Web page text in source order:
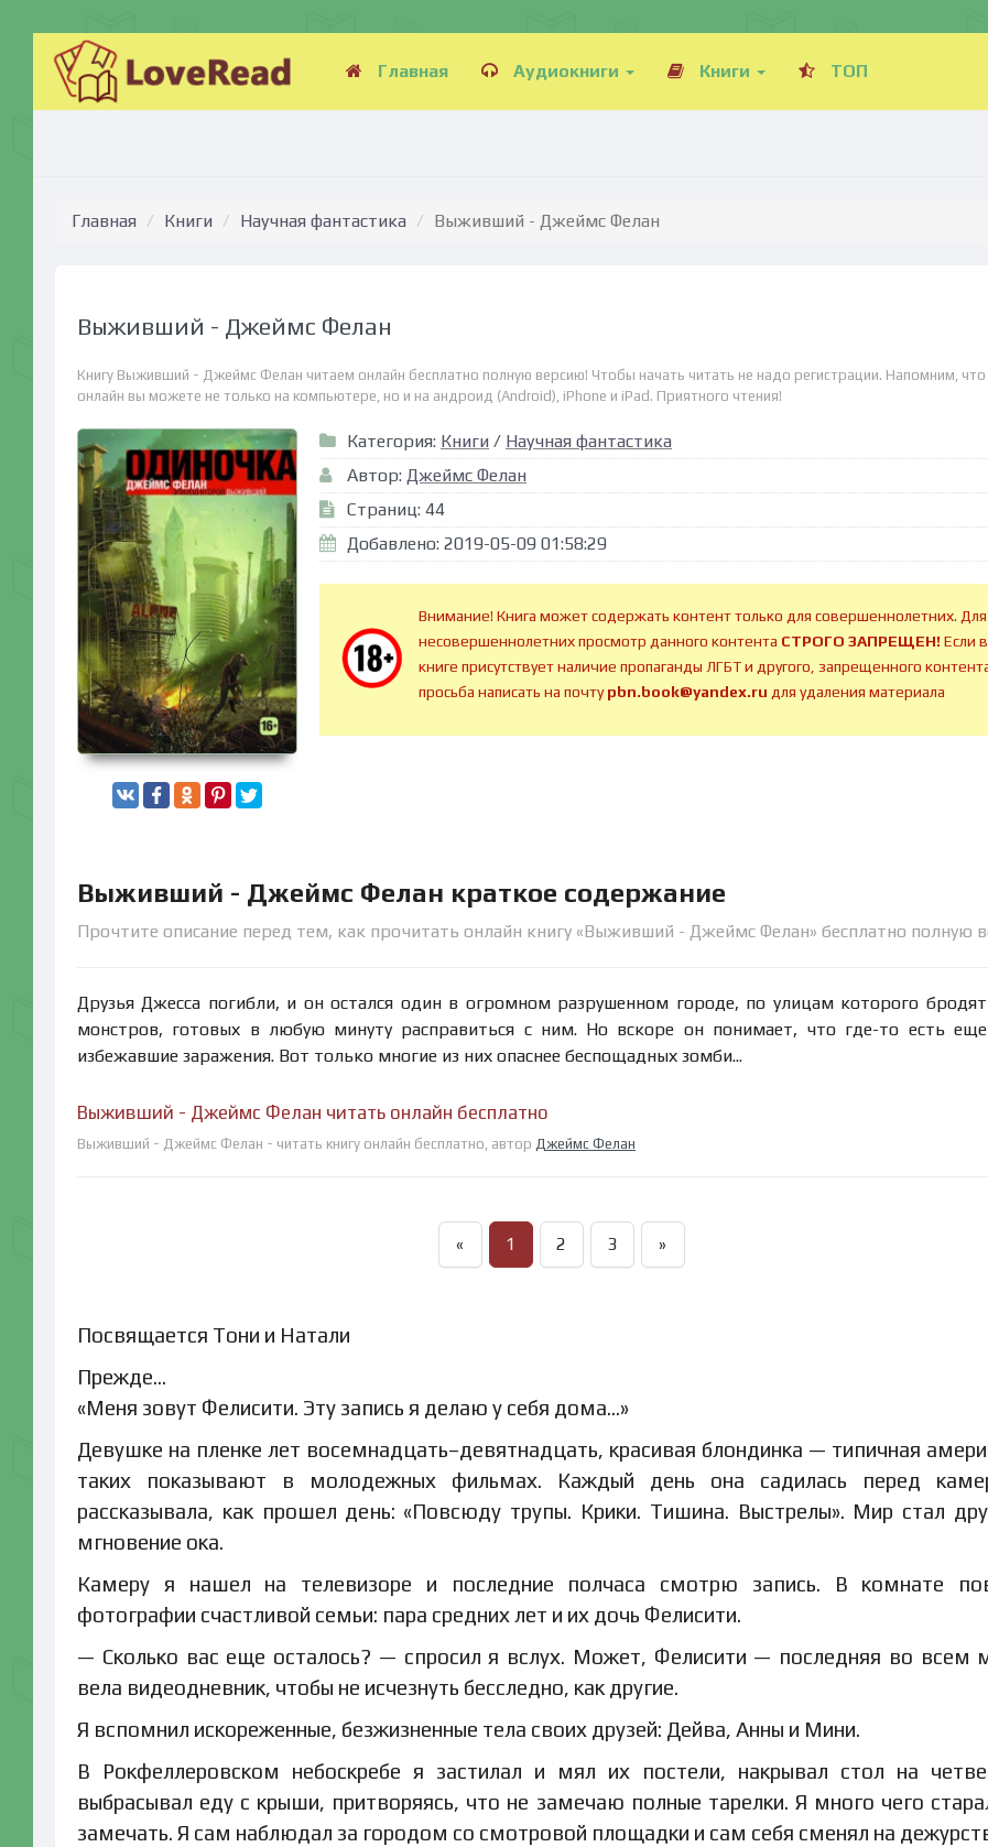
Главная Аудиокниги Книги ТОП
Главная Книги Научная фантастика Выживший - Джеймс Фелан
Выживший - Джеймс Фелан
Книгу Выживший - Джеймс Фелан читаем онлайн бесплатно полную версию! Чтобы начать читать не надо регистрации. Напомним, что
онлайн вы можете не только на компьютере, но и на андроид (Android), iPhone и iPad. Приятного чтения!
Категория: Книги / Научная фантастика
Автор: Джеймс Фелан
Страниц: 44
Добавлено: 2019-05-09 01:58:29
Внимание! Книга может содержать контент только для совершеннолетних. Для
несовершеннолетних просмотр данного контента СТРОГО ЗАПРЕЩЕН!Если в
книге присутствует наличие пропаганды ЛГБТ и другого, запрещенного
просьба написать на почтуpbn.book@yandex.ru для удаления материала
Выживший - Джеймс Фелан краткое содержание
Прочтите описание перед тем, как прочитать онлайн книгу «Выживший - Джеймс Фелан» бесплатно полную
Друзья Джесса погибли, и он остался один в огромном разрушенном городе, по улицам которого
монстров, готовых в любую минуту расправиться с ним. Но вскоре он понимает, что где-то есть
избежавшие заражения. Вот только многие из них опаснее беспощадных зомби...
Выживший - Джеймс Фелан читать онлайн бесплатно
Выживший - Джеймс Фелан - читать книгу онлайн бесплатно, автор Джеймс Фелан
« 1 2 3 »
Посвящается Тони и Натали
Прежде…
«Меня зовут Фелисити. Эту запись я делаю у себя дома…»
Девушке на пленке лет восемнадцать–девятнадцать, красивая блондинка — типичная
таких показывают в молодежных фильмах. Каждый день она садилась перед
рассказывала, как прошел день: «Повсюду трупы. Крики. Тишина. Выстрелы». Мир стал
мгновение ока.
Камеру я нашел на телевизоре и последние полчаса смотрю запись. В комнате
фотографии счастливой семьи: пара средних лет и их дочь Фелисити.
— Сколько вас еще осталось? — спросил я вслух. Может, Фелисити — последняя во всем
вела видеодневник, чтобы не исчезнуть бесследно, как другие.
Я вспомнил искореженные, безжизненные тела своих друзей: Дейва, Анны и Мини.
В Рокфеллеровском небоскребе я застилал и мял их постели, накрывал стол на
выбрасывал еду с крыши, притворяясь, что не замечаю полные тарелки. Я много чего
замечать. Я сам наблюдал за городом со смотровой площадки и сам себя сменял на